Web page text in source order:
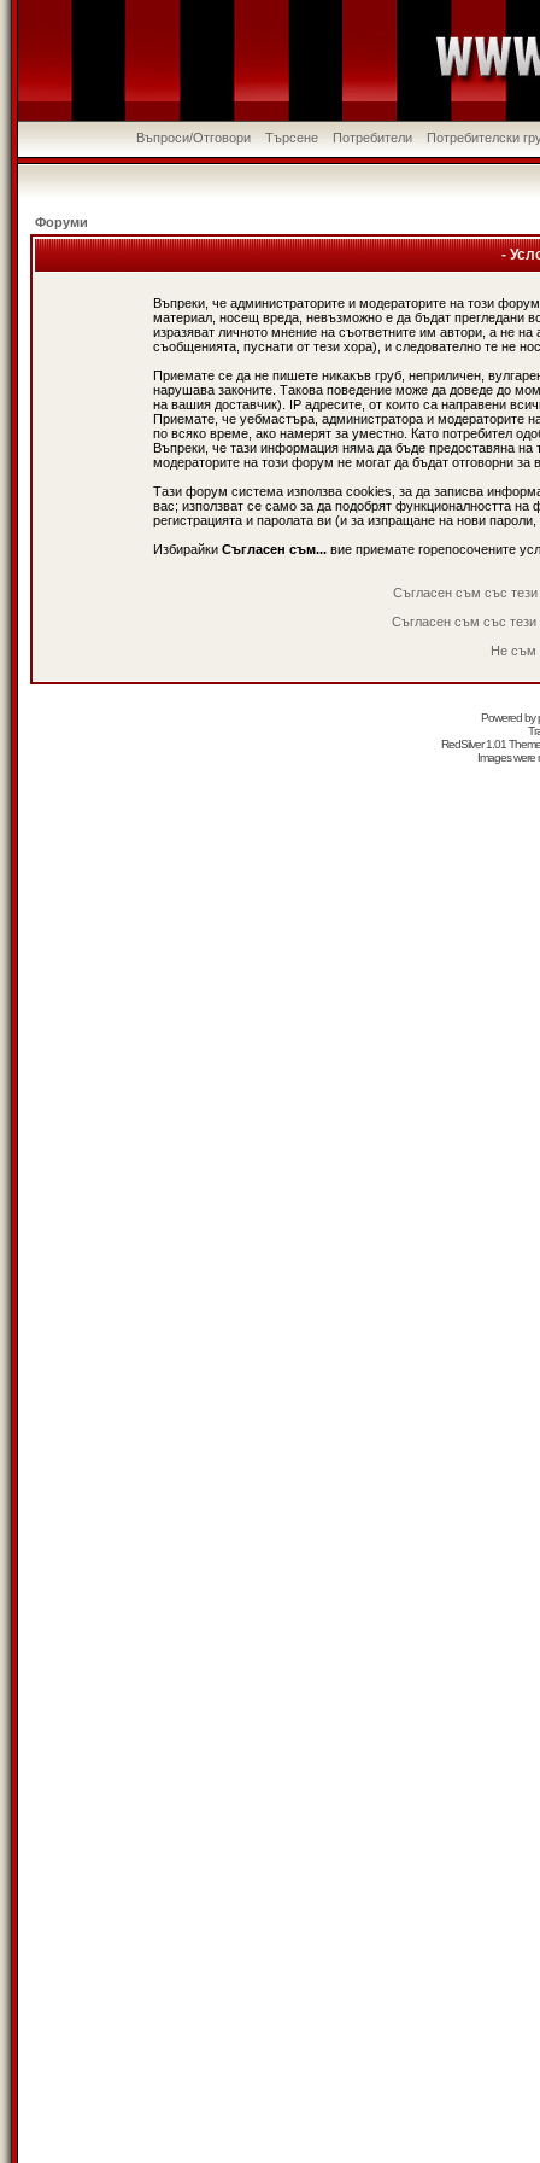
Въпроси/Отговори Търсене Потребители Потребителски
Форуми
-
Въпреки, че администраторите и модераторите на този
материал, носещ вреда, невъзможно е да бъдат прегледани
изразяват личното мнение на съответните им автори, а не
съобщенията, пуснати от тези хора), и следователно те не
Приемате се да не пишете никакъв груб, неприличен,
нарушава законите. Такова поведение може да доведе до
на вашия доставчик). IP адресите, от които са направени
Приемате, че уебмастъра, администратора и модераторите
по всяко време, ако намерят за уместно. Като потребител
Въпреки, че тази информация няма да бъде предоставяна
модераторите на този форум не могат да бъдат отговорни за
Тази форум система използва cookies, за да записва
вас; използват се само за да подобрят функционалността
регистрацията и паролата ви (и за изпращане на нови
Избирайки Съгласен съм... вие приемате горепосочените
Съгласен съм със
Съгласен съм със
Не съм
Powered by
RedSilver 1.01
Images were